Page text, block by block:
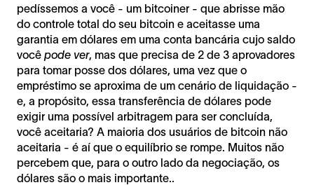
pedíssemos a você - um bitcoiner - que abrisse mão
do controle total do seu bitcoin e aceitasse uma
garantia em dólares em uma conta bancária cujo saldo
você pode ver, mas que precisa de 2 de 3 aprovadores
para tomar posse dos dólares, uma vez que o
empréstimo se aproxima de um cenário de liquidação -
e, a propósito, essa transferência de dólares pode
exigir uma possível arbitragem para ser concluída,
você aceitaria? A maioria dos usuários de bitcoin não
aceitaria - é aí que o equilíbrio se rompe. Muitos não
percebem que, para o outro lado da negociação, os
dólares são o mais importante..